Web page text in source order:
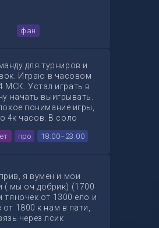
фан
для турниров и
Играю в часовом
МСК. Устал играть в
начать выигрывать.
понимание игры,
4к часов. В соло
до 2400 в 20 авг, но
перегорел из-за
туриков По характеру
уравновешенный. К
нормально.
на позиции рифлера
б.DS egswai
про 18:00–23:00
я вумен и мои
( мы оч добрик) (1700
тяночек от 1300 ело и
1800 к нам в пати,
через лсик